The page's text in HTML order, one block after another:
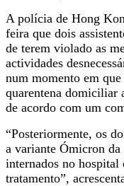
A polícia de Hong
feira que dois
de terem violado as
actividades
num momento em
quarentena domiciliar
de acordo com um
“Posteriormente, os
a variante Ómicron
internados no hospital
tratamento”,